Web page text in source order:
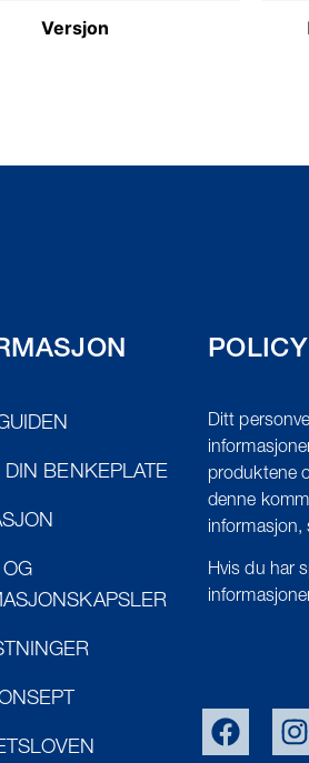
Versjon
DIN BENKEPLATE
POLICY
Ditt
produktene
denne
informasjon,
Hvis du har